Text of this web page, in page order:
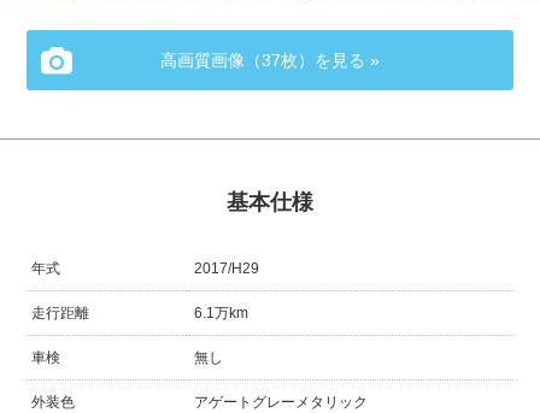
高画質画像（37枚）を見る »
基本仕様
年式 2017/H29
走行距離 6.1万km
車検 無し
外装色 アゲートグレーメタリック